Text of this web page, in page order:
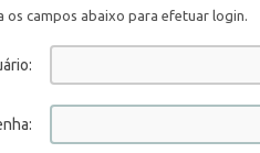
os campos abaixo para efetuar login.